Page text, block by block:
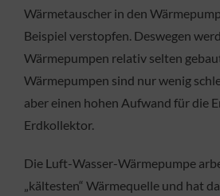
Wärmetauscher in den
Beispiel verstopfen. Deswegen
Wärmepumpen relativ selten
Wärmepumpen sind nur wenig
aber einen hohen Aufwand für die
Erdkollektor.
Die Luft-Wasser-Wärmepumpe
„kältesten“ Wärmequelle und hat